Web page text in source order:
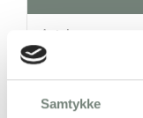
Samtykke
Antal
1 stk